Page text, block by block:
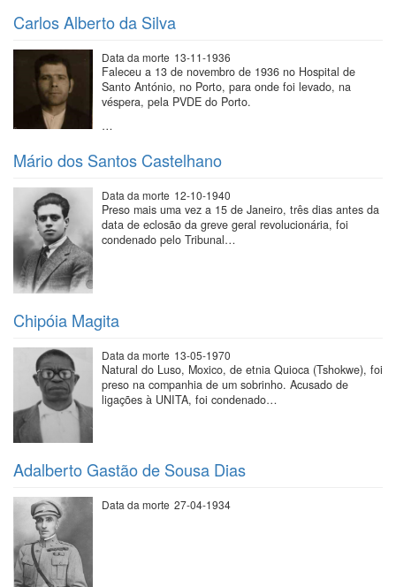
Carlos Alberto da Silva
Data da morte 13-11-1936
Faleceu a 13 de novembro de 1936 no Hospital de
Santo António, no Porto, para onde foi levado, na
véspera, pela PVDE do Porto.
…
Mário dos Santos Castelhano
Data da morte 12-10-1940
Preso mais uma vez a 15 de Janeiro, três dias antes da
data de eclosão da greve geral revolucionária, foi
condenado pelo Tribunal…
Chipóia Magita
Data da morte 13-05-1970
Natural do Luso, Moxico, de etnia Quioca (Tshokwe), foi
preso na companhia de um sobrinho. Acusado de
ligações à UNITA, foi condenado…
Adalberto Gastão de Sousa Dias
Data da morte 27-04-1934